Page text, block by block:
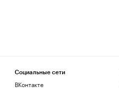
Социальные сети
ВКонтакте